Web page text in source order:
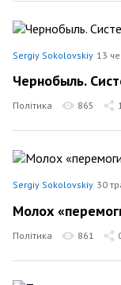
Sergiy Sokolovskiy 13
Чернобыль.
Політика 865
Sergiy Sokolovskiy 30
Молох
Політика 861